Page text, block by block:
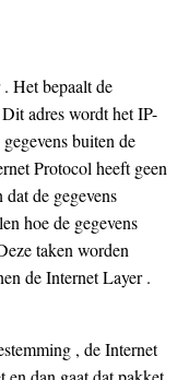
Het bepaalt de
adres wordt het IP-
buiten de
Protocol heeft geen
de gegevens
hoe de gegevens
taken worden
de Internet Layer .
, de Internet